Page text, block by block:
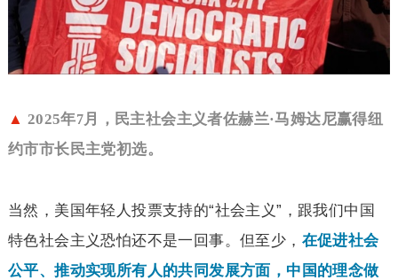
▲ 2025年7月，民主社会主义者佐赫兰·马姆达尼赢得纽
约市市长民主党初选。
当然，美国年轻人投票支持的“社会主义”，跟我们中国
特色社会主义恐怕还不是一回事。但至少， 在促进社会
公平、推动实现所有人的共同发展方面，中国的理念做